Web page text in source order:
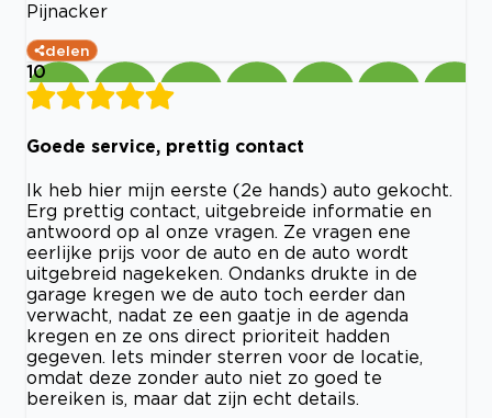
Pijnacker
delen
10
Goede service, prettig contact
Ik heb hier mijn eerste (2e hands) auto gekocht.
Erg prettig contact, uitgebreide informatie en
antwoord op al onze vragen. Ze vragen ene
eerlijke prijs voor de auto en de auto wordt
uitgebreid nagekeken. Ondanks drukte in de
garage kregen we de auto toch eerder dan
verwacht, nadat ze een gaatje in de agenda
kregen en ze ons direct prioriteit hadden
gegeven. Iets minder sterren voor de locatie,
omdat deze zonder auto niet zo goed te
bereiken is, maar dat zijn echt details.